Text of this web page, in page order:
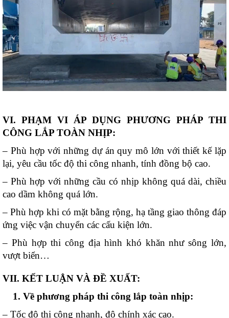
VI. PHẠM VI ÁP DỤNG PHƯƠNG PHÁP THI
CÔNG LẮP TOÀN NHỊP:
– Phù hợp với những dự án quy mô lớn với thiết kế lặp
lại, yêu cầu tốc độ thi công nhanh, tính đồng bộ cao.
– Phù hợp với những cầu có nhịp không quá dài, chiều
cao dầm không quá lớn.
– Phù hợp khi có mặt bằng rộng, hạ tầng giao thông đáp
ứng việc vận chuyển các cấu kiện lớn.
– Phù hợp thi công địa hình khó khăn như sông lớn,
vượt biển…
VII. KẾT LUẬN VÀ ĐỀ XUẤT:
1. Về phương pháp thi công lắp toàn nhịp:
– Tốc độ thi công nhanh, độ chính xác cao.